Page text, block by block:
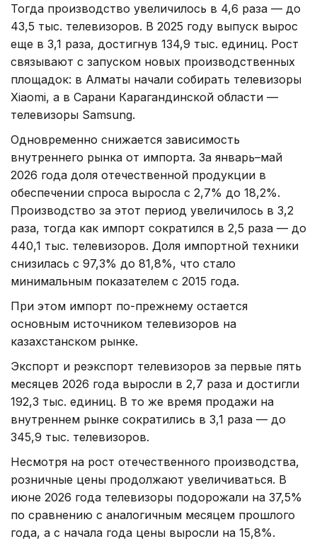
Тогда производство увеличилось в 4,6 раза — до
43,5 тыс. телевизоров. В 2025 году выпуск вырос
еще в 3,1 раза, достигнув 134,9 тыс. единиц. Рост
связывают с запуском новых производственных
площадок: в Алматы начали собирать телевизоры
Xiaomi, а в Сарани Карагандинской области —
телевизоры Samsung.
Одновременно снижается зависимость
внутреннего рынка от импорта. За январь–май
2026 года доля отечественной продукции в
обеспечении спроса выросла с 2,7% до 18,2%.
Производство за этот период увеличилось в 3,2
раза, тогда как импорт сократился в 2,5 раза — до
440,1 тыс. телевизоров. Доля импортной техники
снизилась с 97,3% до 81,8%, что стало
минимальным показателем с 2015 года.
При этом импорт по-прежнему остается
основным источником телевизоров на
казахстанском рынке.
Экспорт и реэкспорт телевизоров за первые пять
месяцев 2026 года выросли в 2,7 раза и достигли
192,3 тыс. единиц. В то же время продажи на
внутреннем рынке сократились в 3,1 раза — до
345,9 тыс. телевизоров.
Несмотря на рост отечественного производства,
розничные цены продолжают увеличиваться. В
июне 2026 года телевизоры подорожали на 37,5%
по сравнению с аналогичным месяцем прошлого
года, а с начала года цены выросли на 15,8%.